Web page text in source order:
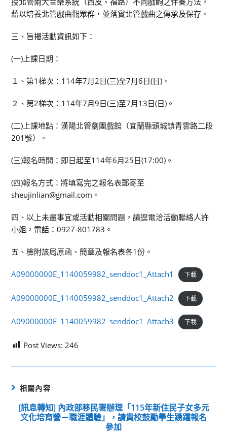
藉以培養北管戲曲觀眾群，並落實北管戲曲之傳承及保存。
三、旨揭活動資訊如下：
(一)上課日期：
１、第1梯次：114年7月2日(三)至7月6日(日)。
２、第2梯次：114年7月9日(三)至7月13日(日)。
(二)上課地點：漢陽北管劇團戲館（宜蘭縣頭城鎮青雲路二段
201號）。
(三)報名時間：即日起至114年6月25日(17:00)。
(四)報名方式：將填寫完之報名表郵寄至
sheujinlian@gmail.com。
四、以上未盡事宜或活動相關問題，請逕電洽活動聯絡人許
小姐，電話：0927-801783。
五、檢附該局原函、簡章及報名表各1份。
A09000000E_1140059982_senddoc1_Attach1 下載
A09000000E_1140059982_senddoc1_Attach2 下載
A09000000E_1140059982_senddoc1_Attach3 下載
Post Views: 246
相關內容
[訊息轉知] 內政部移民署辦理「115年新住民子女多元
文化培育營－職涯體驗」，請貴校鼓勵學生踴躍報名
參加